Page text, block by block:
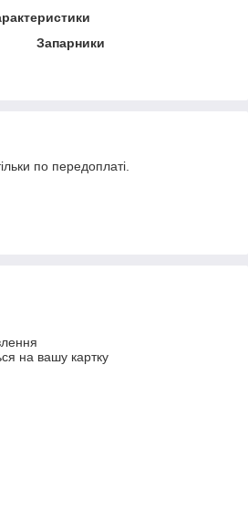
Запарники
по передоплаті.
на вашу картку